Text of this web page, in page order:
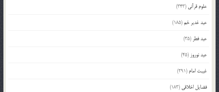
علوم قرآنی (343)
عید غدیر خم(185)
عید فطر (35)
عید نوروز (45)
غیبت امام (291)
فضایل اخلاقی (183)